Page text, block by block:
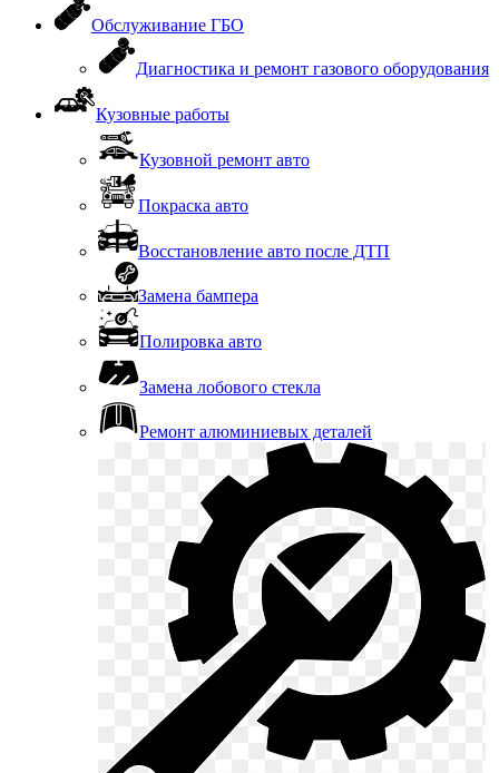
Обслуживание ГБО
Диагностика и ремонт газового оборудования
Кузовные работы
Кузовной ремонт авто
Покраска авто
Восстановление авто после ДТП
Замена бампера
Полировка авто
Замена лобового стекла
Ремонт алюминиевых деталей